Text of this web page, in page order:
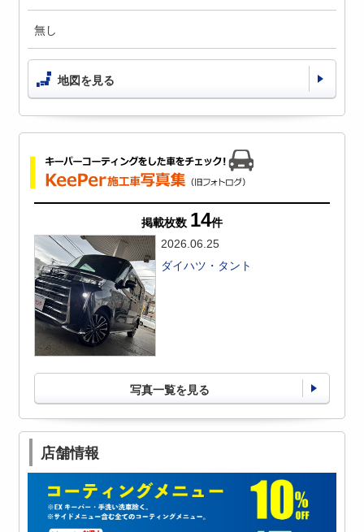
無し
地図を見る
掲載枚数 14件
2026.06.25
ダイハツ・タント
写真一覧を見る
店舗情報